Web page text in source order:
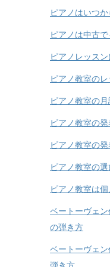
ピアノはいつ
ピアノは中古
ピアノレッス
ピアノ教室の
ピアノ教室の月
ピアノ教室の
ピアノ教室の
ピアノ教室の
ピアノ教室は
ベートーヴェ
の弾き方
ベートーヴェ